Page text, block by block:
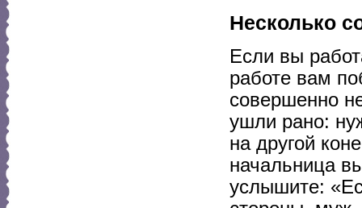
Несколько
Если вы
работе вам
совершенно
ушли рано:
на другой
начальница
услышите: